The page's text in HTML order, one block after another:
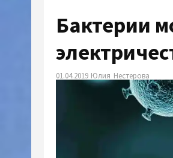
Бактерии
01.04.2019 Юлия Нестерова